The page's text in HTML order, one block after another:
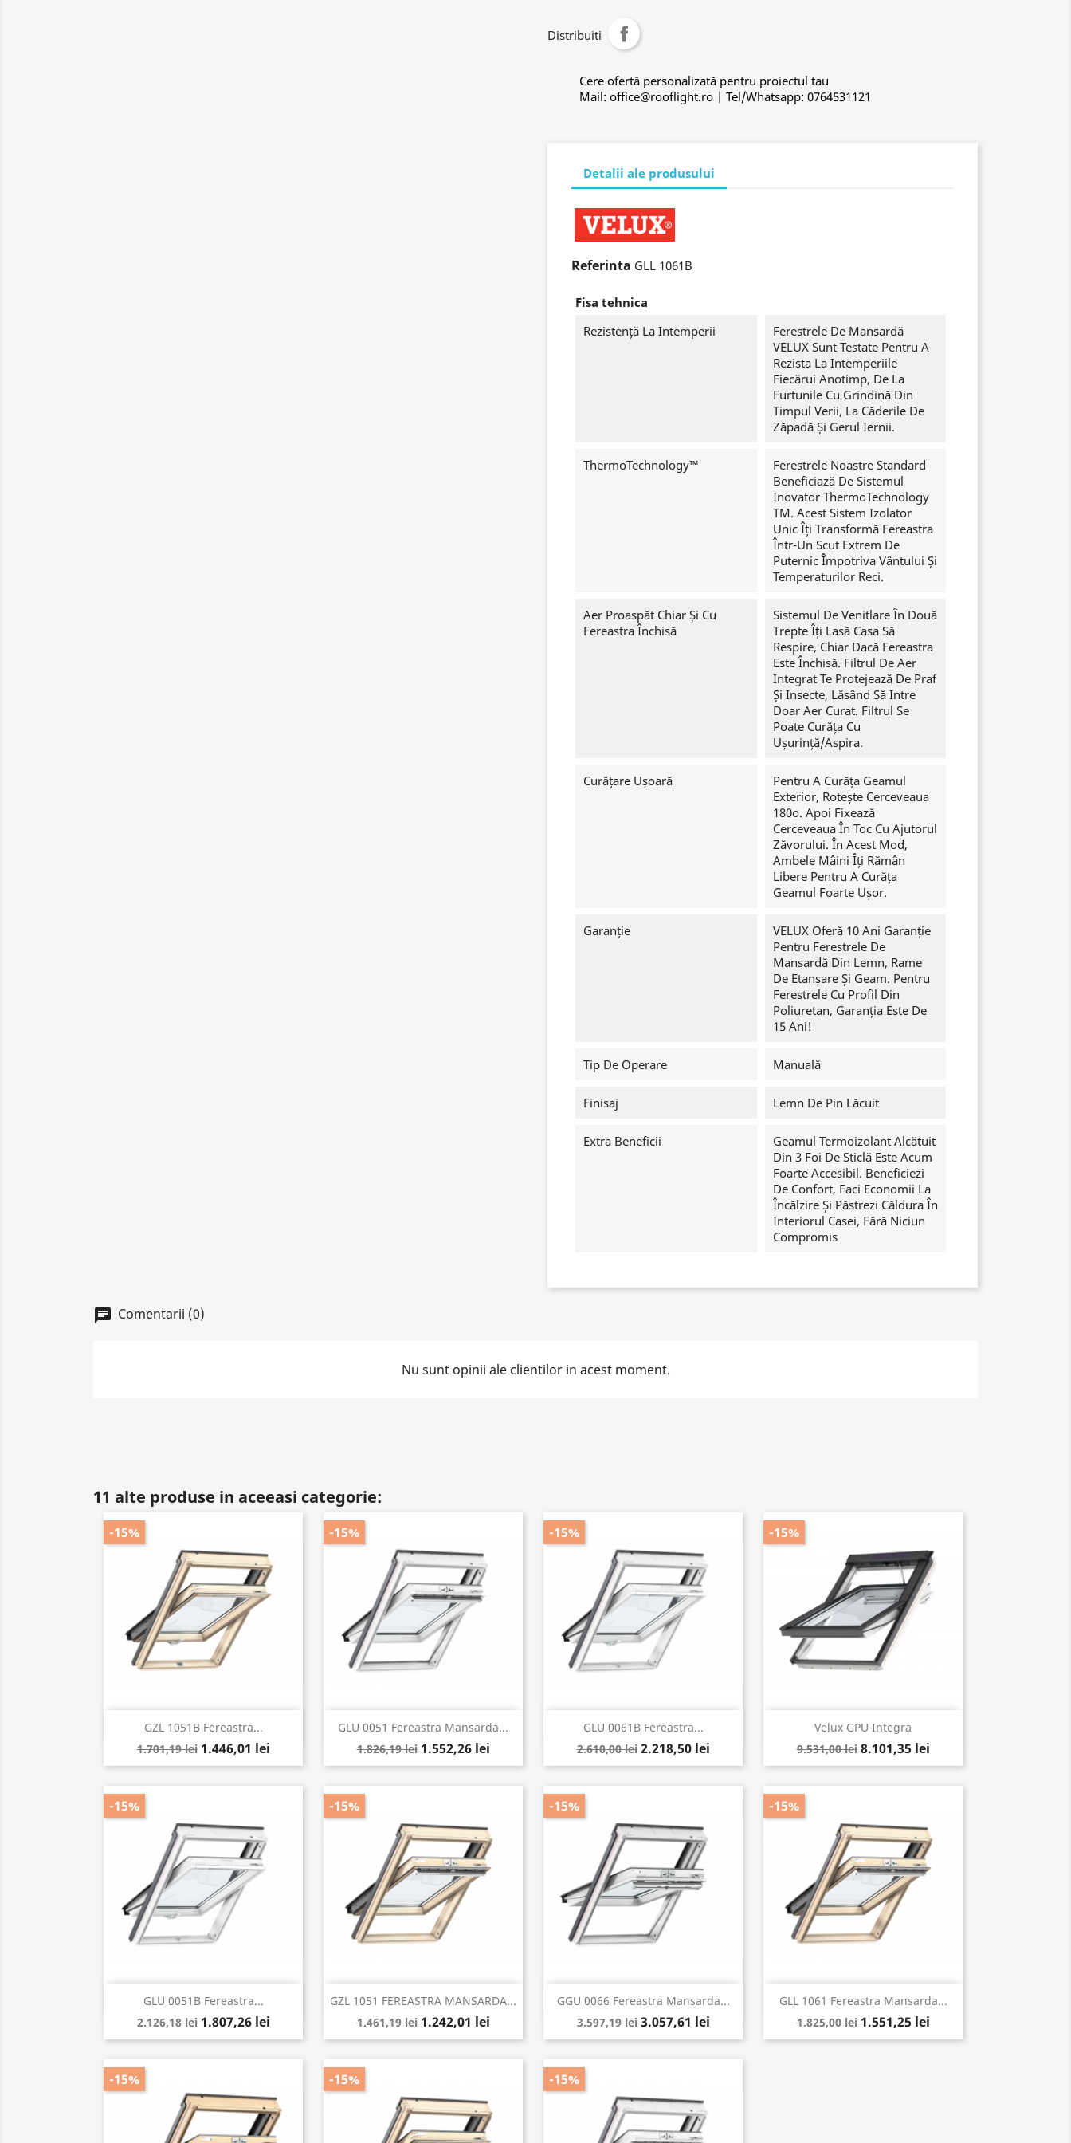
Distribuiti
Cere ofertă personalizată pentru proiectul tau
Mail: office@rooflight.ro | Tel/Whatsapp: 0764531121
Detalii ale produsului
Referinta GLL 1061B
Fisa tehnica
Rezistență La Intemperii
Ferestrele De Mansardă
VELUX Sunt Testate Pentru A
Rezista La Intemperiile
Fiecărui Anotimp, De La
Furtunile Cu Grindină Din
Timpul Verii, La Căderile De
Zăpadă Și Gerul Iernii.
ThermoTechnology™
Ferestrele Noastre Standard
Beneficiază De Sistemul
Inovator ThermoTechnology
TM. Acest Sistem Izolator
Unic Îți Transformă Fereastra
Într-Un Scut Extrem De
Puternic Împotriva Vântului Și
Temperaturilor Reci.
Aer Proaspăt Chiar Și Cu
Fereastra Închisă
Sistemul De Venitlare În Două
Trepte Îți Lasă Casa Să
Respire, Chiar Dacă Fereastra
Este Închisă. Filtrul De Aer
Integrat Te Protejează De Praf
Și Insecte, Lăsând Să Intre
Doar Aer Curat. Filtrul Se
Poate Curăța Cu
Ușurință/aspira.
Curățare Ușoară
Pentru A Curăța Geamul
Exterior, Rotește Cerceveaua
180o. Apoi Fixează
Cerceveaua În Toc Cu Ajutorul
Zăvorului. În Acest Mod,
Ambele Mâini Îți Rămân
Libere Pentru A Curăța
Geamul Foarte Ușor.
Garanție
VELUX Oferă 10 Ani Garanție
Pentru Ferestrele De
Mansardă Din Lemn, Rame
De Etanșare Și Geam. Pentru
Ferestrele Cu Profil Din
Poliuretan, Garanția Este De
15 Ani!
Tip De Operare Manuală
Finisaj Lemn De Pin Lăcuit
Extra Beneficii
Geamul Termoizolant Alcătuit
Din 3 Foi De Sticlă Este Acum
Foarte Accesibil. Beneficiezi
De Confort, Faci Economii La
Încălzire Și Păstrezi Căldura În
Interiorul Casei, Fără Niciun
Compromis
chat Comentarii (0)
Nu sunt opinii ale clientilor in acest moment.
11 alte produse in aceeasi categorie:
GZL 1051B Fereastra...
1.701,19 lei 1.446,01 lei
-15%
Vizualizare rapida
GLU 0051 Fereastra Mansarda...
1.826,19 lei 1.552,26 lei
-15%
Vizualizare rapida
GLU 0061B Fereastra...
2.610,00 lei 2.218,50 lei
-15%
Vizualizare rapida
Velux GPU Integra
9.531,00 lei 8.101,35 lei
-15%
Vizualizare rapida
GLU 0051B Fereastra...
2.126,18 lei 1.807,26 lei
-15%
Vizualizare rapida
GZL 1051 FEREASTRA MANSARDA...
1.461,19 lei 1.242,01 lei
-15%
 Vizualizare rapida
GGU 0066 Fereastra Mansarda...
3.597,19 lei 3.057,61 lei
-15%
Vizualizare rapida
GLL 1061 Fereastra Mansarda...
1.825,00 lei 1.551,25 lei
-15%
Vizualizare rapida
-15% -15% -15%